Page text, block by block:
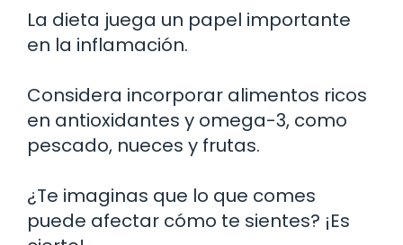
La dieta juega un papel importante
en la inflamación.
Considera incorporar alimentos ricos
en antioxidantes y omega-3, como
pescado, nueces y frutas.
¿Te imaginas que lo que comes
puede afectar cómo te sientes? ¡Es